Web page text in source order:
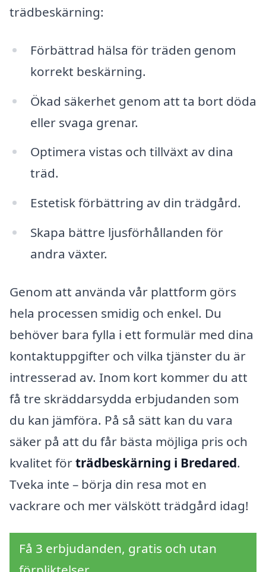
trädbeskärning:
Förbättrad hälsa för träden genom
korrekt beskärning.
Ökad säkerhet genom att ta bort döda
eller svaga grenar.
Optimera vistas och tillväxt av dina
träd.
Estetisk förbättring av din trädgård.
Skapa bättre ljusförhållanden för
andra växter.
Genom att använda vår plattform görs
hela processen smidig och enkel. Du
behöver bara fylla i ett formulär med dina
kontaktuppgifter och vilka tjänster du är
intresserad av. Inom kort kommer du att
få tre skräddarsydda erbjudanden som
du kan jämföra. På så sätt kan du vara
säker på att du får bästa möjliga pris och
kvalitet förträdbeskärning i Bredared.
Tveka inte – börja din resa mot en
vackrare och mer välskött trädgård idag!
Få 3 erbjudanden, gratis och utan